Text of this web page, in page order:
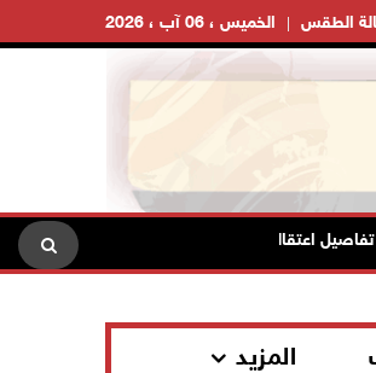
الخميس ، 06 آب ، 2026 الطقس
اعتقالها: حُرمت من وداع أطفالها وتعرضت للإهانة
المزيد